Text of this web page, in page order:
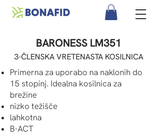
BARONESS LM351
3-ČLENSKA VRETENASTA KOSILNICA
Primerna za uporabo na naklonih do
15 stopinj. Idealna kosilnica za
brežine
nizko težišče
lahkotna
B-ACT